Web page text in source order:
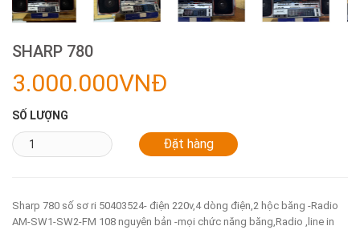
SHARP 780
3.000.000VNĐ
SỐ LƯỢNG
Sharp 780 số sơ ri 50403524- điện 220v,4 dòng điện,2 hộc băng -Radio
AM-SW1-SW2-FM 108 nguyên bản -mọi chức năng băng,Radio ,line in